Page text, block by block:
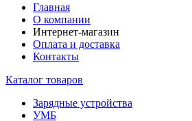
Главная
О компании
Интернет-магазин
Оплата и доставка
Контакты
Каталог товаров
Зарядные устройства
УМБ